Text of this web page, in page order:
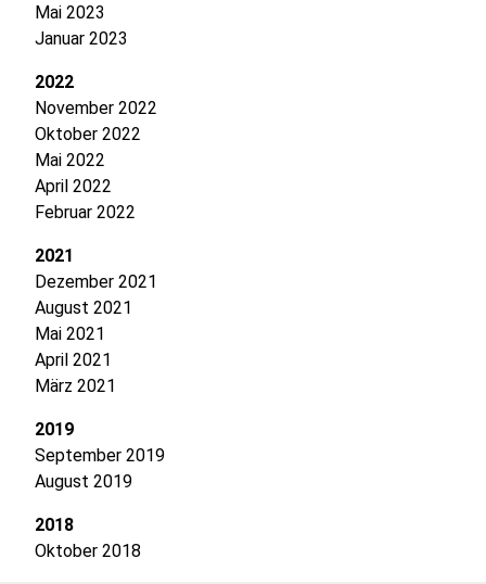
Mai 2023
Januar 2023
2022
November 2022
Oktober 2022
Mai 2022
April 2022
Februar 2022
2021
Dezember 2021
August 2021
Mai 2021
April 2021
März 2021
2019
September 2019
August 2019
2018
Oktober 2018